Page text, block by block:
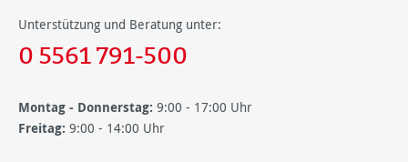
Unterstützung und Beratung unter:
0 5561 791-500
Montag - Donnerstag: 9:00 - 17:00 Uhr
Freitag: 9:00 - 14:00 Uhr